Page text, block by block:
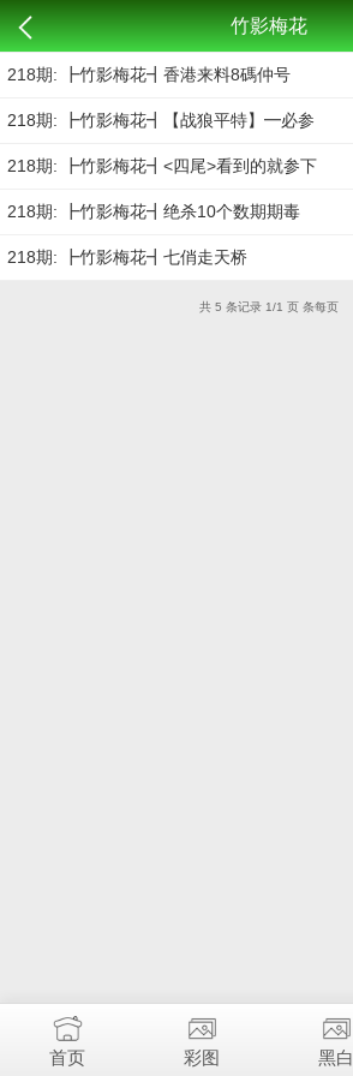
竹影梅花
218期: ┣竹影梅花┫香港来料8碼仲号
218期: ┣竹影梅花┫【战狼平特】━必参
218期: ┣竹影梅花┫<四尾>看到的就参下
218期: ┣竹影梅花┫绝杀10个数期期毒
218期: ┣竹影梅花┫七俏走天桥
共 5 条记录 1/1 页 条每页
首页 彩图 黑白